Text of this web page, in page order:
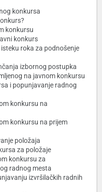
konkursa
konkursu
konkurs
roka za podnošenje
izbornog postupka
na javnom konkursu
i popunjavanje radnog
konkursu na
konkursu na prijem
položaja
za položaje
konkursu za
radnog mesta
izvršilačkih radnih